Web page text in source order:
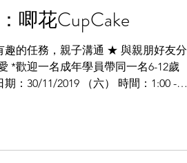
唧花CupCake
的任務，親子溝通 ★ 與親朋好友分
*歡迎一名成年學員帶同一名6-12歲
：30/11/2019 （六） 時間：1:00 -